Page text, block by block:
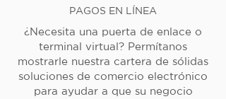
PAGOS EN LÍNEA
¿Necesita una puerta de enlace o
terminal virtual? Permítanos
mostrarle nuestra cartera de sólidas
soluciones de comercio electrónico
para ayudar a que su negocio